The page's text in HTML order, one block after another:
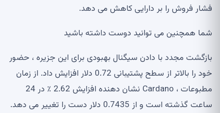
فشار فروش را بر دارایی کاهش می دهد.
شما همچنین می توانید دوست داشته باشید
بازگشت مجدد با دادن سیگنال بهبودی برای این جزیره ، حضور
خود را بالاتر از سطح پشتیبانی 0.72 دلار افزایش داد. از زمان
مطبوعات ، Cardano نشان دهنده افزایش 2.62 ٪ در 24
ساعت گذشته است و از 0.7435 دلار دست را تغییر می دهد.